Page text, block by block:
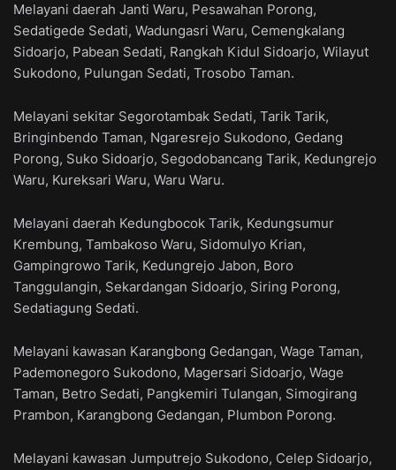
Melayani daerah Janti Waru, Pesawahan Porong,
Sedatigede Sedati, Wadungasri Waru, Cemengkalang
Sidoarjo, Pabean Sedati, Rangkah Kidul Sidoarjo, Wilayut
Sukodono, Pulungan Sedati, Trosobo Taman.
Melayani sekitar Segorotambak Sedati, Tarik Tarik,
Bringinbendo Taman, Ngaresrejo Sukodono, Gedang
Porong, Suko Sidoarjo, Segodobancang Tarik, Kedungrejo
Waru, Kureksari Waru, Waru Waru.
Melayani daerah Kedungbocok Tarik, Kedungsumur
Krembung, Tambakoso Waru, Sidomulyo Krian,
Gampingrowo Tarik, Kedungrejo Jabon, Boro
Tanggulangin, Sekardangan Sidoarjo, Siring Porong,
Sedatiagung Sedati.
Melayani kawasan Karangbong Gedangan, Wage Taman,
Pademonegoro Sukodono, Magersari Sidoarjo, Wage
Taman, Betro Sedati, Pangkemiri Tulangan, Simogirang
Prambon, Karangbong Gedangan, Plumbon Porong.
Melayani kawasan Jumputrejo Sukodono, Celep Sidoarjo,